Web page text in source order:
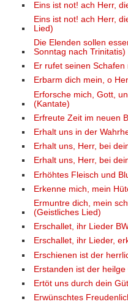
Eins ist not! ach Herr,
Eins ist not! ach Herr,
Lied)
Die Elenden sollen
Sonntag nach Trinitatis)
Er rufet seinen
Erbarm dich mein, o
Erforsche mich, Gott,
(Kantate)
Erfreute Zeit im neuen
Erhalt uns in der
Erhalt uns, Herr, bei
Erhalt uns, Herr, bei
Erhöhtes Fleisch und
Erkenne mich, mein
Ermuntre dich, mein
(Geistliches Lied)
Erschallet, ihr Lieder
Erschallet, ihr Lieder,
Erschienen ist der
Erstanden ist der
Ertöt uns durch dein
Erwünschtes